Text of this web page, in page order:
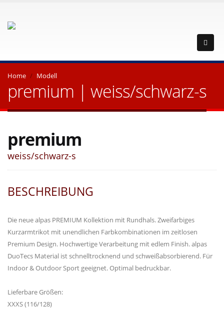
Home Modell
premium | weiss/schwarz-s
premium
weiss/schwarz-s
BESCHREIBUNG
Die neue alpas PREMIUM Kollektion mit Rundhals. Zweifarbiges
Kurzarmtrikot mit unendlichen Farbkombinationen im zeitlosen
Premium Design. Hochwertige Verarbeitung mit edlem Finish. alpas
DuoTecs Material ist schnelltrocknend und schweißabsorbierend. Für
Indoor & Outdoor Sport geeignet. Optimal bedruckbar.
Lieferbare Größen:
XXXS (116/128)